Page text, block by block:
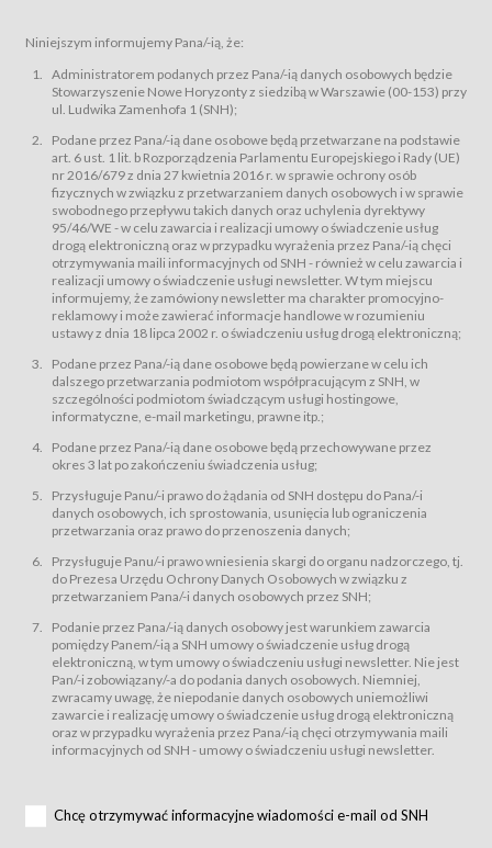
podmiotom z branży mediów i filmowej (Akredytacje);
Bilety – wybrane dokumenty potwierdzające zawarcie umowy z
Usługodawcą i uprawniające do wzięcia udziału w Wydarzeniu,
przewidziane przez Usługodawcę dla danego Wydarzenia, tj. uprawniające
do uczestnictwa w wielu albo w pojedynczych seansach filmowych,
Sklep – sklep internetowy prowadzony przez Usługodawcę w Serwisie;
Regulamin – niniejszy regulamin.
§ 2
Postanowienia ogólne
Regulamin określa zasady:
świadczenia Usługobiorcom Usług przez Usługodawcę, z
zastrzeżeniem usług, o których mowa w ust. 2 pkt. 4 i 5 poniżej, których
zasady świadczenia precyzują odrębne regulaminy,
przetwarzania przez Usługodawcę danych osobowych Usługobiorców
będących osobami fizycznymi.
świadczy Usługi drogą elektroniczną w rozumieniu ustawy z dnia 18 lipca
2002 r. o świadczeniu usług drogą elektroniczną (Dz.U. z 2002 r., Nr 144, poz.
1204, z późń. zm.). Usługi świadczone są nieodpłatnie.
usługę przeglądania i odczytywania przez Usługobiorców materiałów
zamieszczanych w Serwisie,
usługę utrzymywania konta użytkownika w Serwisie,
usługę newsletter,
usługę zawierania na odległość umów nabycia Karnetów i Biletów,
usługę zawierania na odległość umów sprzedaży w Sklepie.
dnia 18 lipca 2002 r. o świadczeniu usług drogą elektroniczną (Dz.U. z 2002
r., Nr 144, poz. 1204, z późń. zm.). Usługi świadczone są nieodpłatnie.
Na zasadach określonych w Regulaminie dostęp do Serwisu jest otwarty dla
Usługobiorca przed rozpoczęciem korzystania z Serwisu jest zobowiązany
zapoznać się z Regulaminem. Założenie konta w Serwisie oraz zamówienie
usługi newsletter za pośrednictwem przeznaczonego do tego formularza
zamieszczonego na stronach Serwisu dostępnych dla wszystkich
Usługobiorców wymaga akceptacji postanowień Regulaminu.
Usługobiorca zobowiązany jest do przestrzegania postanowień Regulaminu
od chwili rozpoczęcia korzystania z Serwisu.
Regulamin jest udostępniony Usługobiorcom nieodpłatnie za
Warunki techniczne korzystania z Usług
Niniejszym informujemy Pana/-ią, że:
Administratorem podanych przez Pana/-ią danych osobowych będzie
Stowarzyszenie Nowe Horyzonty z siedzibą w Warszawie (00-153) przy
ul. Ludwika Zamenhofa 1 (SNH);
Podane przez Pana/-ią dane osobowe będą przetwarzane na podstawie
art. 6 ust. 1 lit. b Rozporządzenia Parlamentu Europejskiego i Rady (UE)
nr 2016/679 z dnia 27 kwietnia 2016 r. w sprawie ochrony osób
fizycznych w związku z przetwarzaniem danych osobowych i w sprawie
swobodnego przepływu takich danych oraz uchylenia dyrektywy
95/46/WE - w celu zawarcia i realizacji umowy o świadczenie usług
drogą elektroniczną oraz w przypadku wyrażenia przez Pana/-ią chęci
otrzymywania maili informacyjnych od SNH - również w celu zawarcia i
realizacji umowy o świadczenie usługi newsletter. W tym miejscu
informujemy, że zamówiony newsletter ma charakter promocyjno-
reklamowy i może zawierać informacje handlowe w rozumieniu
ustawy z dnia 18 lipca 2002 r. o świadczeniu usług drogą elektroniczną;
Podane przez Pana/-ią dane osobowe będą powierzane w celu ich
dalszego przetwarzania podmiotom współpracującym z SNH, w
szczególności podmiotom świadczącym usługi hostingowe,
informatyczne, e-mail marketingu, prawne itp.;
Podane przez Pana/-ią dane osobowe będą przechowywane przez
okres 3 lat po zakończeniu świadczenia usług;
Przysługuje Panu/-i prawo do żądania od SNH dostępu do Pana/-i
danych osobowych, ich sprostowania, usunięcia lub ograniczenia
przetwarzania oraz prawo do przenoszenia danych;
Przysługuje Panu/-i prawo wniesienia skargi do organu nadzorczego, tj.
do Prezesa Urzędu Ochrony Danych Osobowych w związku z
przetwarzaniem Pana/-i danych osobowych przez SNH;
Podanie przez Pana/-ią danych osobowy jest warunkiem zawarcia
pomiędzy Panem/-ią a SNH umowy o świadczenie usług drogą
elektroniczną, w tym umowy o świadczeniu usługi newsletter. Nie jest
Pan/-i zobowiązany/-a do podania danych osobowych. Niemniej,
zwracamy uwagę, że niepodanie danych osobowych uniemożliwi
zawarcie i realizację umowy o świadczenie usług drogą elektroniczną
oraz w przypadku wyrażenia przez Pana/-ią chęci otrzymywania maili
informacyjnych od SNH - umowy o świadczeniu usługi newsletter.
Chcę otrzymywać informacyjne wiadomości e-mail od SNH